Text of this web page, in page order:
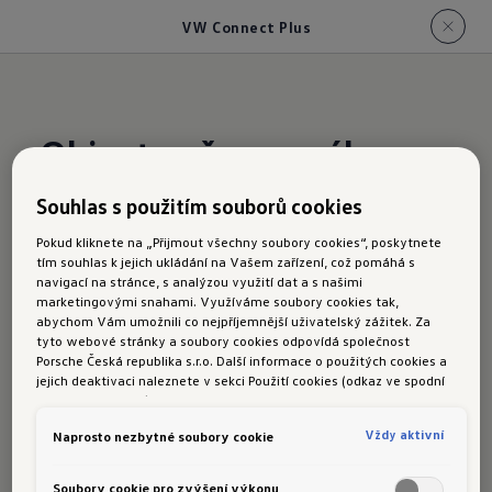
VW Connect Plus
Objevte něco nového–
na silnici nebo v digitálním
prostoru
VW Connect Plus
Celý svět digitální služeb Volkswagen
posouvá konektivitu vozu Taigo na vyšší
úroveň: Volitelné služby VW Connect Plus
nabízejí další inteligentní technologie.
Souhlas s použitím souborů cookies
Pokud kliknete na „Přijmout všechny soubory cookies“, poskytnete
tím souhlas k jejich ukládání na Vašem zařízení, což pomáhá s
navigací na stránce, s analýzou využití dat a s našimi
marketingovými snahami. Využíváme soubory cookies tak,
abychom Vám umožnili co nejpříjemnější uživatelský zážitek. Za
tyto webové stránky a soubory cookies odpovídá společnost
Porsche Česká republika s.r.o. Další informace o použitých cookies a
jejich deaktivaci naleznete v sekci Použití cookies (odkaz ve spodní
části této stránky).
Naprosto nezbytné soubory cookie Vždy aktivní
Soubory cookie pro zvýšení výkonu